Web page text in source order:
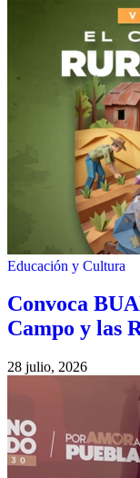
Educación y Cultura
Convoca
Campo y las
28 julio, 2026